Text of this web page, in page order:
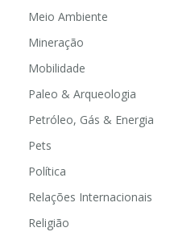
Meio Ambiente
Mineração
Mobilidade
Paleo & Arqueologia
Petróleo, Gás & Energia
Pets
Política
Relações Internacionais
Religião